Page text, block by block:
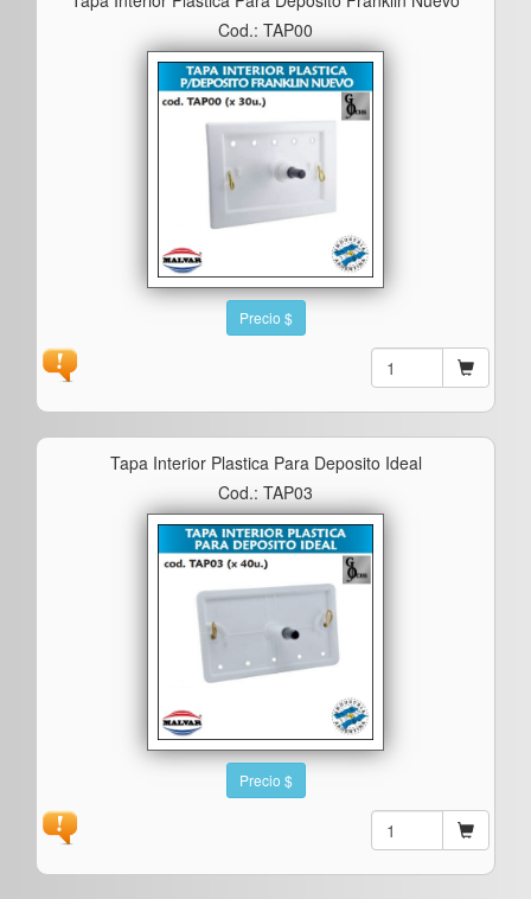
Cod.: TAP00
Precio $
Tapa Interior Plastica Para Deposito Ideal
Cod.: TAP03
Precio $